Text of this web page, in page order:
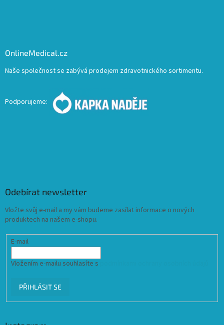
OnlineMedical.cz
Naše společnost se zabývá prodejem zdravotnického sortimentu.
Podporujeme:
Odebírat newsletter
Vložte svůj e-mail a my vám budeme zasílat informace o nových
produktech na našem e-shopu.
E-mail
Vložením e-mailu souhlasíte s
PŘIHLÁSIT SE